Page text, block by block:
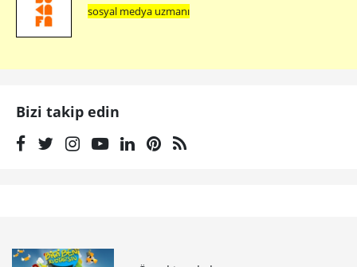
sosyal medya uzmanı
Bizi takip edin